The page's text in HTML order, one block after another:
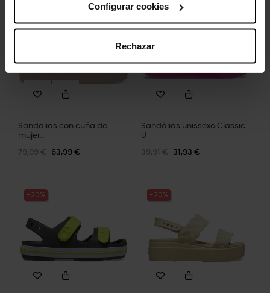
Configurar cookies
Rechazar
Sandalias con cuña de
mujer...
79,99 € 63,99 €
Sandálias unissexo Classic
U
39,91 € 31,93 €
-20% -20%